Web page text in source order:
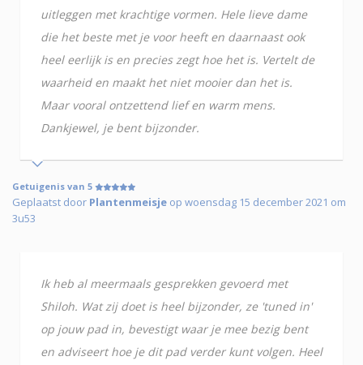
uitleggen met krachtige vormen. Hele lieve dame
die het beste met je voor heeft en daarnaast ook
heel eerlijk is en precies zegt hoe het is. Vertelt de
waarheid en maakt het niet mooier dan het is.
Maar vooral ontzettend lief en warm mens.
Dankjewel, je bent bijzonder.
Getuigenis van 5
Geplaatst door Plantenmeisje op woensdag 15 december 2021 om
3u53
Ik heb al meermaals gesprekken gevoerd met
Shiloh. Wat zij doet is heel bijzonder, ze 'tuned in'
op jouw pad in, bevestigt waar je mee bezig bent
en adviseert hoe je dit pad verder kunt volgen. Heel